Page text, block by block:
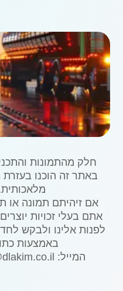
חלק מהתמונות
באתר זה הוכנו בעזרת
אם זיהיתם תמונה או
אתם בעלי זכויות
לפנות אלינו ולבקש
באמצעות
המייל: service@dlakim.co.il